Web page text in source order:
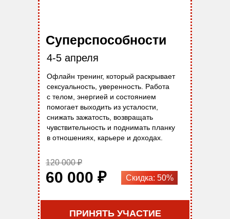
Скидка: 50%
Офлайн тренинг, который раскрывает
сексуальность, уверенность. Работа
с телом, энергией и состоянием
помогает выходить из усталости,
снижать зажатость, возвращать
чувствительность и поднимать планку
в отношениях, карьере и доходах.
Суперспособности
4-5 апреля
ПРИНЯТЬ УЧАСТИЕ
60 000 ₽
120 000 ₽